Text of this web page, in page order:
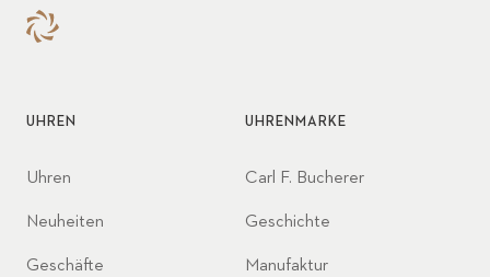
UHREN
Uhren
Neuheiten
Geschäfte
UHRENMARKE
Carl F. Bucherer
Geschichte
Manufaktur